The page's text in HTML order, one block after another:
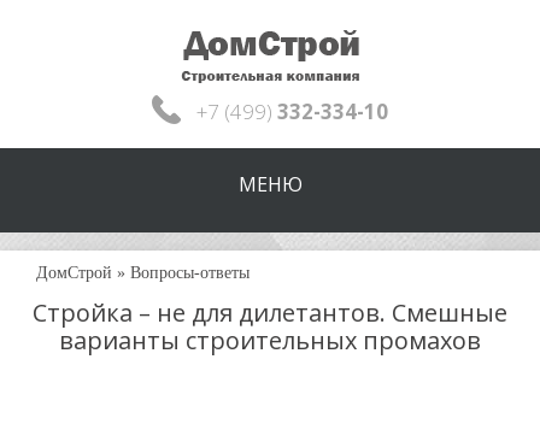
+7 (499) 332-334-10
МЕНЮ
ДомСтрой » Вопросы-ответы
Стройка – не для дилетантов. Смешные
варианты строительных промахов